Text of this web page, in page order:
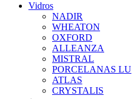
Vidros
NADIR
WHEATON
OXFORD
ALLEANZA
MISTRAL
PORCELANAS LU
ATLAS
CRYSTALIS